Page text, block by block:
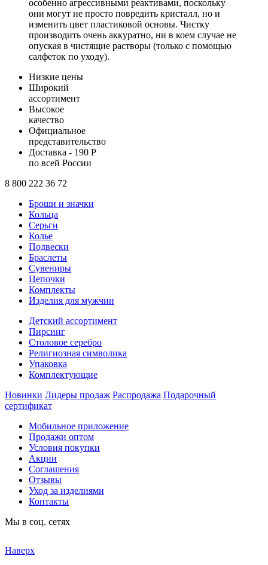
особенно агрессивными реактивами, поскольку
они могут не просто повредить кристалл, но и
изменить цвет пластиковой основы. Чистку
производить очень аккуратно, ни в коем случае не
опуская в чистящие растворы (только с помощью
салфеток по уходу).
Низкие цены
Широкий
ассортимент
Высокое
качество
Официальное
представительство
Доставка - 190 Р
по всей России
8 800 222 36 72
Броши и значки
Кольца
Серьги
Колье
Подвески
Браслеты
Сувениры
Цепочки
Комплекты
Изделия для мужчин
Детский ассортимент
Пирсинг
Столовое серебро
Религиозная символика
Упаковка
Комплектующие
Новинки Лидеры продаж Распродажа Подарочный
сертификат
Мобильное приложение
Продажи оптом
Условия покупки
Акции
Соглашения
Отзывы
Уход за изделиями
Контакты
Мы в соц. сетях
Наверх